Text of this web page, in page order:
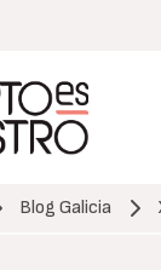
Blog Galicia